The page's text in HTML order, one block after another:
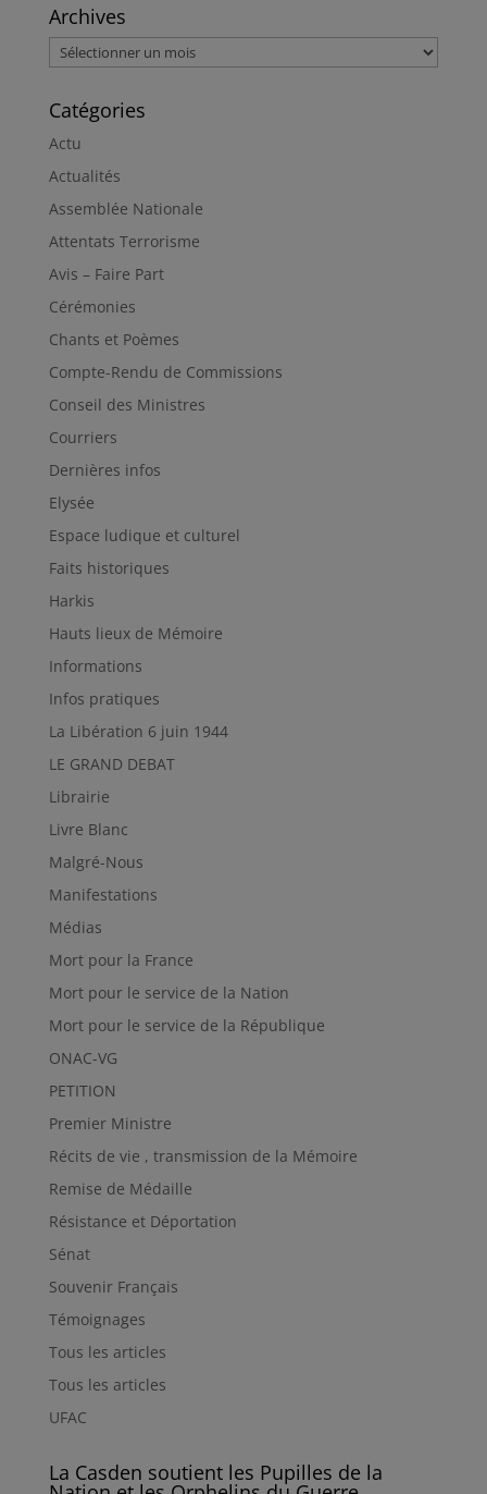
Archives
Archives
Catégories
Actu
Actualités
Assemblée Nationale
Attentats Terrorisme
Avis – Faire Part
Cérémonies
Chants et Poèmes
Compte-Rendu de Commissions
Conseil des Ministres
Courriers
Dernières infos
Elysée
Espace ludique et culturel
Faits historiques
Harkis
Hauts lieux de Mémoire
Informations
Infos pratiques
La Libération 6 juin 1944
LE GRAND DEBAT
Librairie
Livre Blanc
Malgré-Nous
Manifestations
Médias
Mort pour la France
Mort pour le service de la Nation
Mort pour le service de la République
ONAC-VG
PETITION
Premier Ministre
Récits de vie , transmission de la Mémoire
Remise de Médaille
Résistance et Déportation
Sénat
Souvenir Français
Témoignages
Tous les articles
Tous les articles
UFAC
La Casden soutient les Pupilles de la